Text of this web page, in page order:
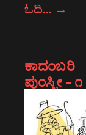
ಓದಿ… →
ಕಾದಂಬರಿ
ಪುಂಸ್ತ್ರೀ – ೧